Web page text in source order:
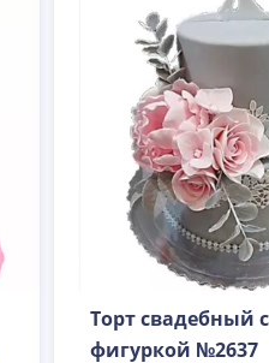
Вес(кг)
При
Торт свадебный
фигуркой №2637